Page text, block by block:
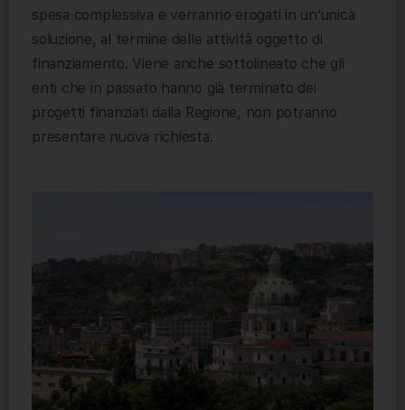
spesa complessiva e verranno erogati in un’unica
soluzione, al termine delle attività oggetto di
finanziamento. Viene anche sottolineato che gli
enti che in passato hanno già terminato dei
progetti finanziati dalla Regione, non potranno
presentare nuova richiesta.